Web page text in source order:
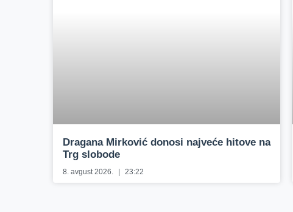
Dragana Mirković donosi najveće hitove na
Trg slobode
8. avgust 2026. 23:22